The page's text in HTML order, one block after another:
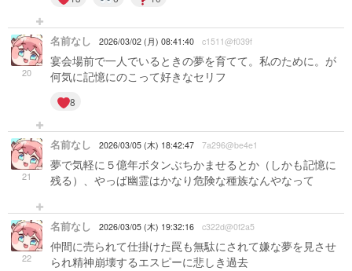
20
名前なし 2026/03/02 (月) 08:41:40 c1511@f039f
宴会場前で一人でいるときの夢を育てて。私のために。が
何気に記憶にのこって好きなセリフ
8
21
名前なし 2026/03/05 (木) 18:42:47 7a296@be4e1
夢で気軽に５億年ボタンぶちかませるとか（しかも記憶に
残る）、やっぱ幽霊はかなり危険な種族なんやなって
22
名前なし 2026/03/05 (木) 19:32:16 c322d@0f2a5
仲間に売られて仕掛けた罠も無駄にされて嫌な夢を見させ
られ精神崩壊するエスピーに悲しき過去